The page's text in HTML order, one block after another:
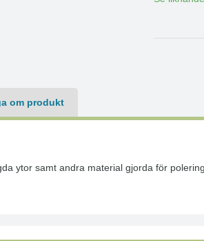
om produkt
ytor samt andra material gjorda för